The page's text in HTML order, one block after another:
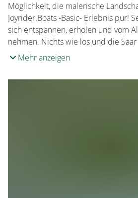
Möglichkeit, die malerische
Joyrider.Boats -Basic- Erlebnis pur!
sich entspannen, erholen und vom
nehmen. Nichts wie los und die
Mehr anzeigen